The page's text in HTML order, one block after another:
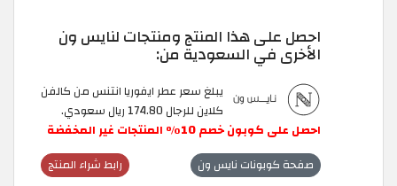
احصل على هذا المنتج ومنتجات لنايس ون
الأخرى في السعودية من:
يبلغ سعر عطر ايفوريا انتنس من كالفن
كلاين للرجال 174.80 ريال سعودي.
احصل على كوبونخصم ٪ المنتجات غير المخفضة
رابط شراء المنتج صفحة كوبونات نايس ون